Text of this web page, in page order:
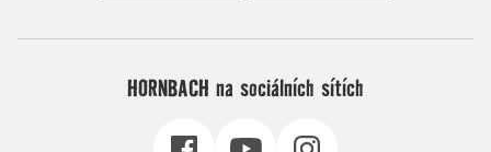
HORNBACH na sociálních sítích